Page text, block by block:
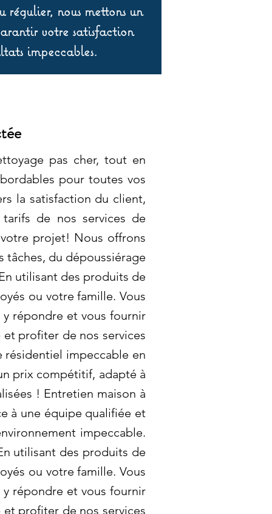
régulier, nous mettons un
votre satisfaction
impeccables.
pas cher, tout en
pour toutes vos
la satisfaction du client,
de nos services de
projet! Nous offrons
tâches, du dépoussiérage
utilisant des produits de
ou votre famille. Vous
répondre et vous fournir
profiter de nos services
impeccable en
prix compétitif, adapté à
! Entretien maison à
à une équipe qualifiée et
impeccable.
utilisant des produits de
ou votre famille. Vous
répondre et vous fournir
profiter de nos services